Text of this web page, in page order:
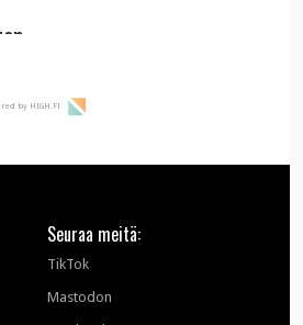
by HIGH.FI
Seuraa meitä:
TikTok
Mastodon